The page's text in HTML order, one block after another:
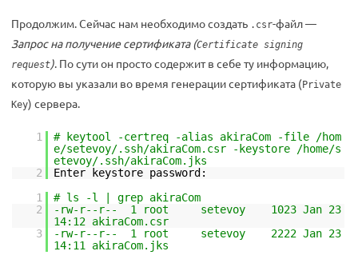
Продолжим. Сейчас нам необходимо создать .csr-файл —
Запрос на получение сертификата (Certificate signing
request). По сути он просто содержит в себе ту информацию,
которую вы указали во время генерации сертификата (Private
Key) сервера.
1
# keytool -certreq -alias akiraCom -file /hom
e/setevoy/.ssh/akiraCom.csr -keystore /home/s
etevoy/.ssh/akiraCom.jks
2
Enter keystore password:
1
# ls -l | grep akiraCom
2
-rw-r--r-- 1 root setevoy 1023 Jan 23
14:12 akiraCom.csr
3
-rw-r--r-- 1 root setevoy 2222 Jan 23
14:11 akiraCom.jks